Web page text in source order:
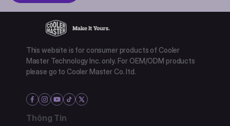
This website is for consumer products of Cooler
Master Technology Inc. only. For OEM/ODM products
please go to Cooler Master Co. ltd.
Thông Tin